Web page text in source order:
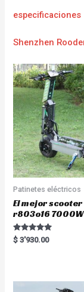
especificaciones
Shenzhen
Patinetes eléctricos
El mejor
r803o16
Rated
5.00
$ 3'930.00